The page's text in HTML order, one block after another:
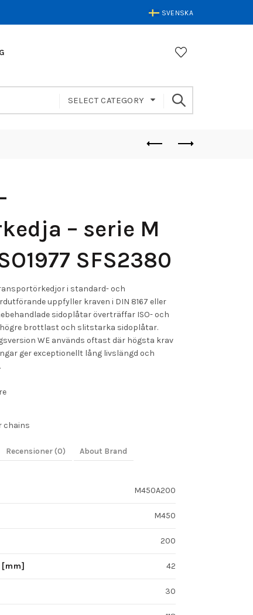
SVENSKA
SELECT CATEGORY
– serie M
SFS2380
i standard- och
uppfyller kraven i DIN 8167 eller
sidoplåtar överträffar ISO- och
brottlast och slitstarka sidoplåtar.
WE används oftast där högsta krav
ger exceptionellt lång livslängd och
chains
Recensioner (0) About Brand
M450A200
M450
200
42
30